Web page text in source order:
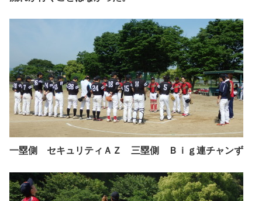
一塁側 セキュリティＡＺ 三塁側 Ｂｉｇ連チャンず